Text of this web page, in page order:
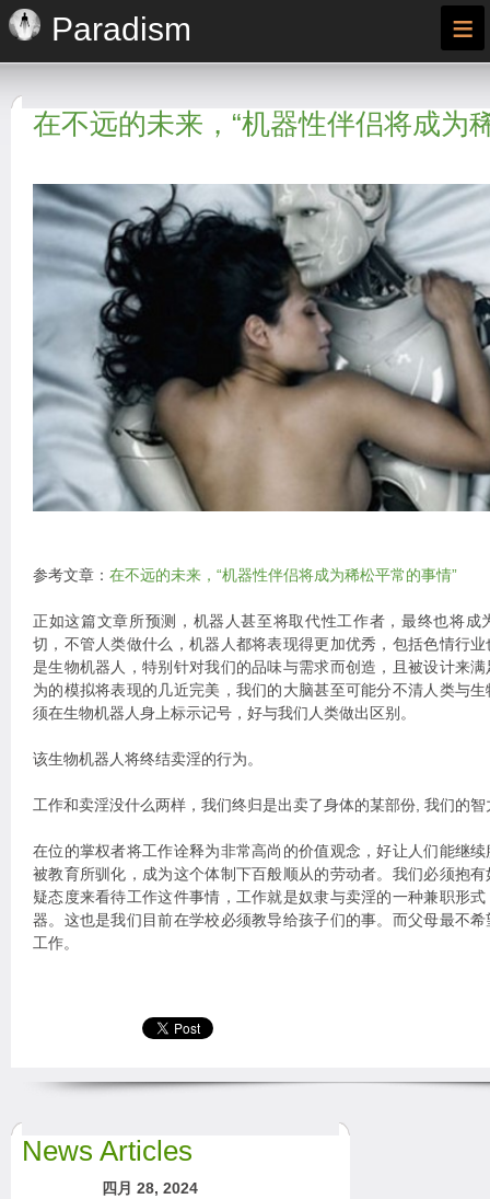
Paradism ≡
在不远的未来，“机器性伴侣将成为
参考文章： 在不远的未来，“机器性伴侣将成为稀松平常的事情”
正如这篇文章所预测，机器人甚至将取代性工作者，最终也将成
切，不管人类做什么，机器人都将表现得更加优秀，包括色情行
是生物机器人，特别针对我们的品味与需求而创造，且被设计来
为的模拟将表现的几近完美，我们的大脑甚至可能分不清人类与
须在生物机器人身上标示记号，好与我们人类做出区别。
该生物机器人将终结卖淫的行为。
工作和卖淫没什么两样，我们终归是出卖了身体的某部份, 我们的
在位的掌权者将工作诠释为非常高尚的价值观念，好让人们能继
被教育所驯化，成为这个体制下百般顺从的劳动者。我们必须抱
疑态度来看待工作这件事情，工作就是奴隶与卖淫的一种兼职形
器。这也是我们目前在学校必须教导给孩子们的事。而父母最不
工作。
News Articles
四月 28, 2024